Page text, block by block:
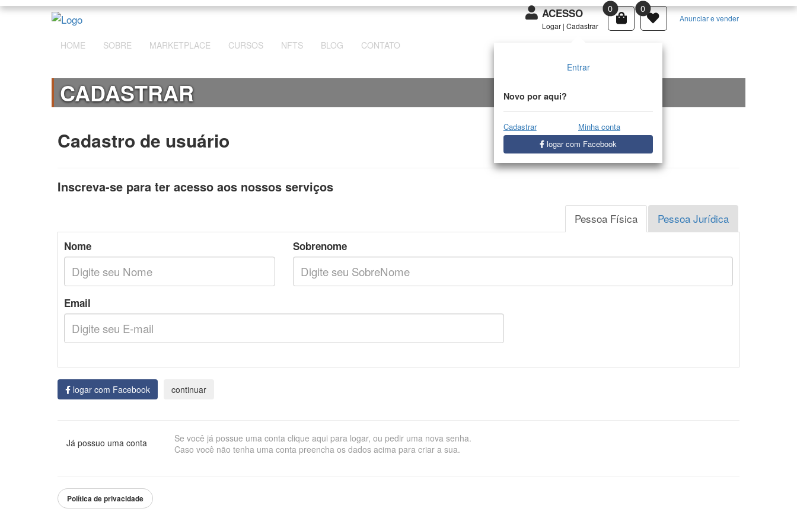
ACESSO
Logar |Cadastrar
Entrar
Novo por aqui?
Cadastrar
Minha conta
logar com Facebook
0 0
Anunciar e vender
HOME SOBRE MARKETPLACE CURSOS NFTS BLOG CONTATO
CADASTRAR
Cadastro de usuário
Inscreva-se para ter acesso aos nossos serviços
Pessoa Jurídica
Pessoa Física
Nome Sobrenome
Email
logar com Facebook
Já possuo uma conta
Se você já possue uma conta clique aqui para logar, ou pedir uma nova senha.
Caso você não tenha uma conta preencha os dados acima para criar a sua.
Política de privacidade